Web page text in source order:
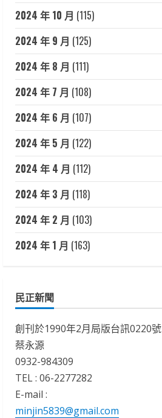
2024 年 10 月 (115)
2024 年 9 月 (125)
2024 年 8 月 (111)
2024 年 7 月 (108)
2024 年 6 月 (107)
2024 年 5 月 (122)
2024 年 4 月 (112)
2024 年 3 月 (118)
2024 年 2 月 (103)
2024 年 1 月 (163)
民正新聞
創刊於1990年2月局版台訊0220號
蔡永源
0932-984309
TEL : 06-2277282
E-mail :
minjin5839@gmail.com